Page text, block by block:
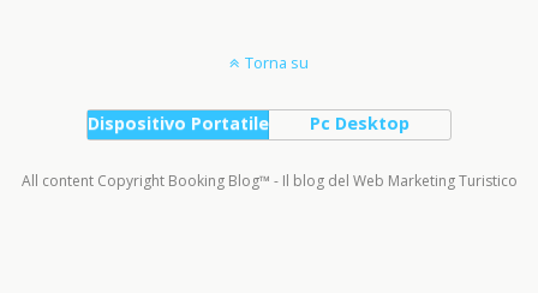
Torna su
Dispositivo Portatile Pc Desktop
All content Copyright Booking Blog™ - Il blog del Web Marketing Turistico